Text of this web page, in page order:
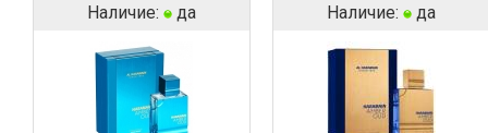
Наличие: да Наличие: да